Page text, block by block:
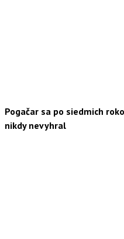
Pogačar sa po siedmich
nikdy nevyhral